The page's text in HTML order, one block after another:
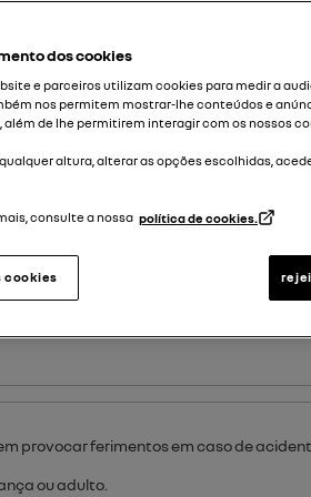
e, em seguida, para todos os
sobretudo ou blusão, etc.). Tal é
na posição mais recuada que lhe
a distância entre a sua cabeça
posição do banco que oferece a melhor
está corretamente bloqueado
provocar ferimentos em caso de
ou adulto.
dos cookies
e parceiros utilizam cookies para medir a
nos permitem mostrar-lhe conteúdos e
além de lhe permitirem interagir com os nossos
altura, alterar as opções escolhidas,
consulte a nossa política de cookies.
cookies